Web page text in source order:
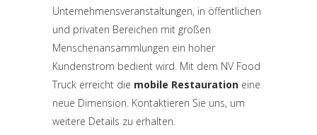
Unternehmensveranstaltungen, in öffentlichen
und privaten Bereichen mit großen
Menschenansammlungen ein hoher
Kundenstrom bedient wird. Mit dem NV Food
Truck erreicht die mobile Restauration eine
neue Dimension. Kontaktieren Sie uns, um
weitere Details zu erhalten.